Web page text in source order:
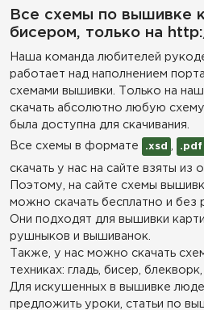
Все схемы по вышивке
бисером, только на
Наша команда любителей
работает над наполнением
схемами вышивки. Только на
скачать абсолютно любую
была доступна для скачивания.
Все схемы в формате
.xsd .pdf
скачать у нас на сайте взяты из
Поэтому, на сайте схемы
можно скачать бесплатно и без
Они подходят для вышивки
рушныков и вышиванок.
Также, у нас можно скачать
техниках: гладь, бисер, блекворк,
Для искушенных в вышивке
предложить уроки, статьи по